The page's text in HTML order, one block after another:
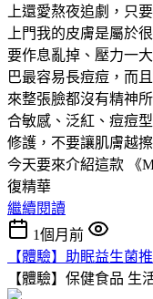
上還愛熬夜追劇，只
上門我的皮膚是屬於
要作息亂掉、壓力一
巴最容易長痘痘，而
來整張臉都沒有精神
合敏感、泛紅、痘痘
修護，不要讓肌膚越
今天要來介紹這款 《
復精華
繼續閱讀
1個月前
【體驗】助眠益生菌
【體驗】保健食品 生